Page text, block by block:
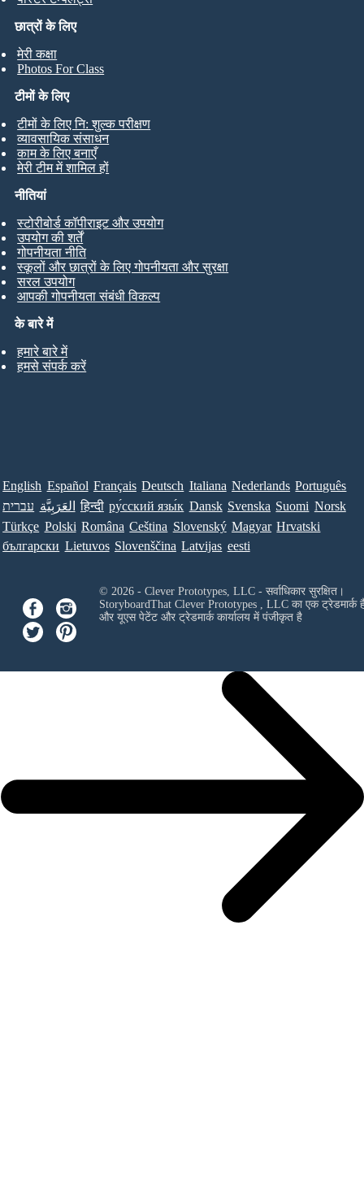
छात्रों के लिए
मेरी कक्षा
Photos For Class
टीमों के लिए
टीमों के लिए नि: शुल्क परीक्षण
व्यावसायिक संसाधन
काम के लिए बनाएँ
मेरी टीम में शामिल हों
के बारे में
हमारे बारे में
हमसे संपर्क करें
नीतियां
स्टोरीबोर्ड कॉपीराइट और उपयोग
उपयोग की शर्तें
गोपनीयता नीति
स्कूलों और छात्रों के लिए गोपनीयता और सुरक्षा
सरल उपयोग
आपकी गोपनीयता संबंधी विकल्प
English Español Français Deutsch Italiana Nederlands Português
עברית العَرَبِيَّة हिन्दी ру́сский язы́к Dansk Svenska Suomi Norsk
Türkçe Polski Româna Ceština Slovenský Magyar Hrvatski
български Lietuvos Slovenščina Latvijas eesti
© 2026 - Clever Prototypes, LLC - सर्वाधिकार सुरक्षित।
StoryboardThat Clever Prototypes , LLCका एक ट्रेडमार्क
और यूएस पेटेंट और ट्रेडमार्क कार्यालय में पंजीकृत है